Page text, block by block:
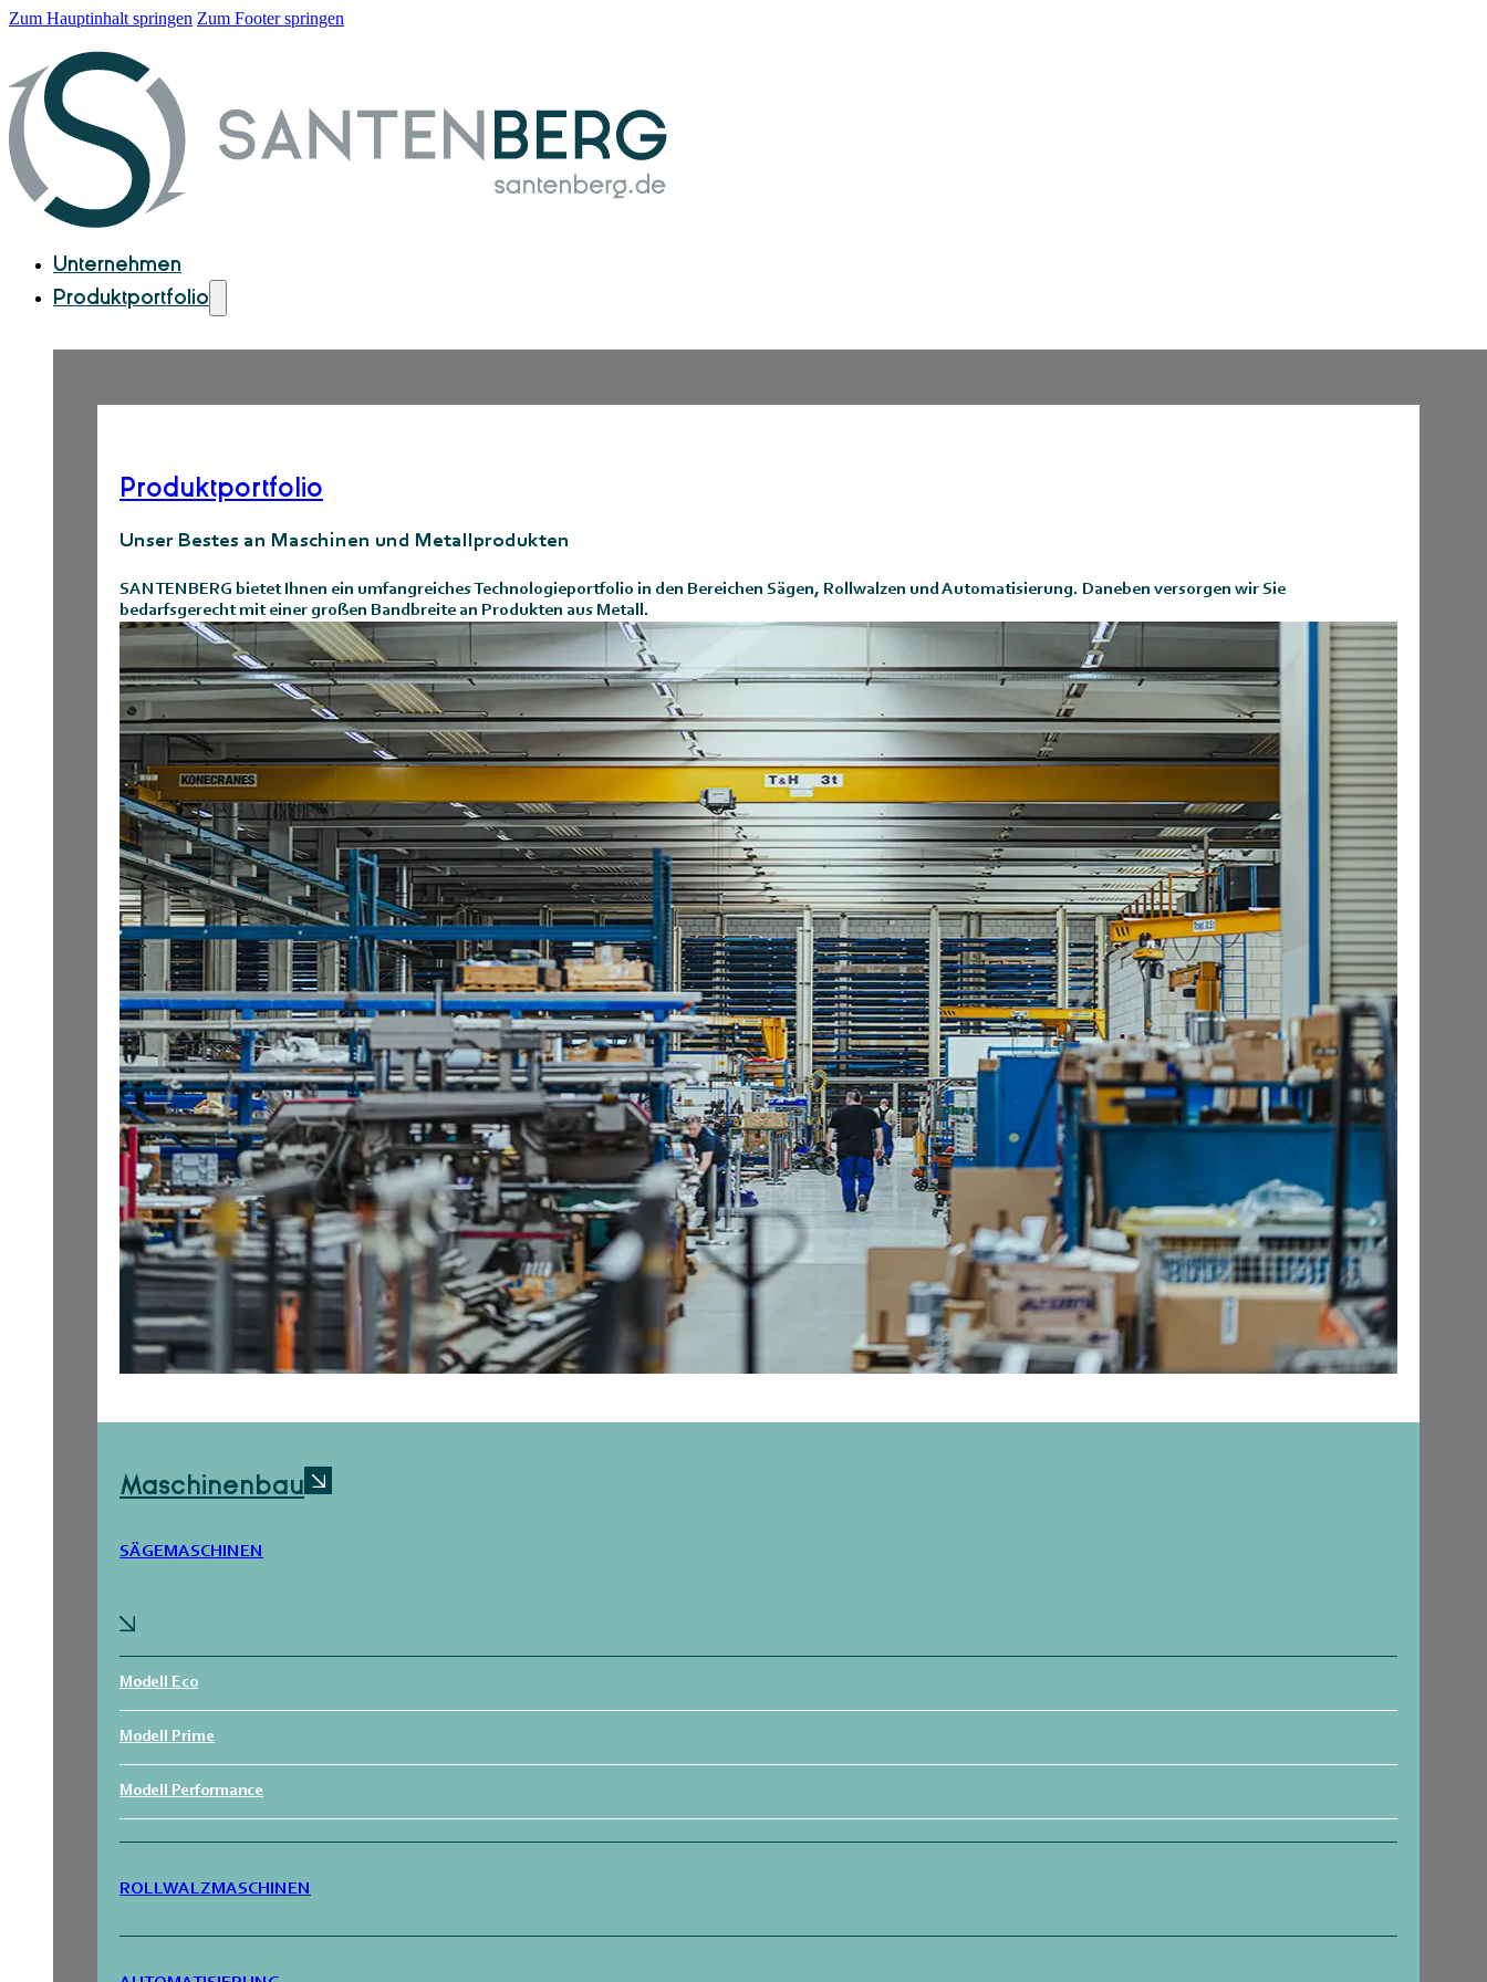
Zum Hauptinhalt springen Zum Footer springen
Unternehmen
Produktportfolio
Produktportfolio
Unser Bestes an Maschinen und Metallprodukten
SANTENBERG bietet Ihnen ein umfangreiches Technologieportfolio in den Bereichen Sägen, Rollwalzen und Automatisierung. Daneben versorgen wir Sie
bedarfsgerecht mit einer großen Bandbreite an Produkten aus Metall.
Maschinenbau
SÄGEMASCHINEN
Modell Eco
Modell Prime
Modell Performance
ROLLWALZMASCHINEN